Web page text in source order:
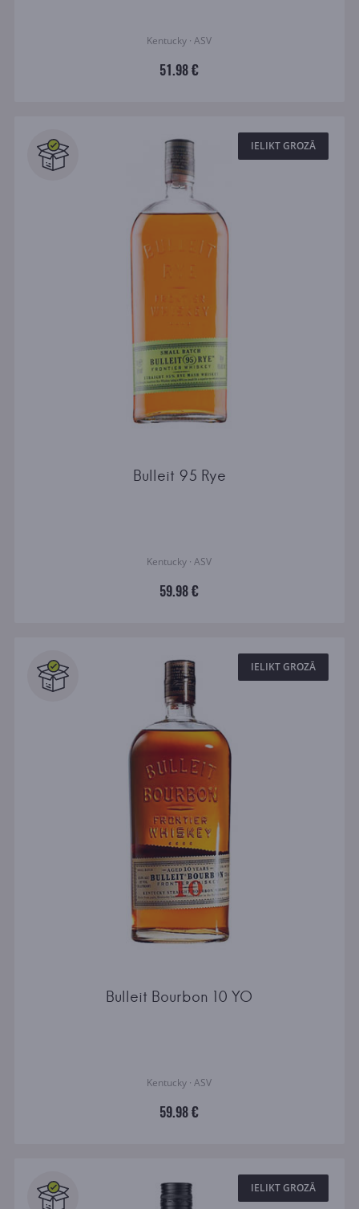
Kentucky · ASV
51.98 €
IELIKT GROZĀ
Bulleit 95 Rye
Kentucky · ASV
59.98 €
IELIKT GROZĀ
Bulleit Bourbon 10 YO
Kentucky · ASV
59.98 €
IELIKT GROZĀ